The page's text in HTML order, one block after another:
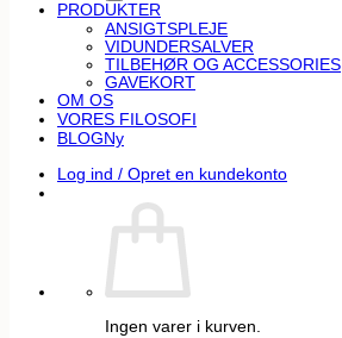
PRODUKTER
ANSIGTSPLEJE
VIDUNDERSALVER
TILBEHØR OG ACCESSORIES
GAVEKORT
OM OS
VORES FILOSOFI
BLOG
Log ind / Opret en kundekonto
Ingen varer i kurven.